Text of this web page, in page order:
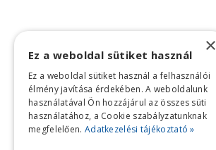
×
Ez a weboldal sütiket használ
Ez a weboldal sütiket használ a felhasználói
élmény javítása érdekében. A weboldalunk
használatával Ön hozzájárul az összes süti
használatához, a Cookie szabályzatunknak
megfelelően. Adatkezelési tájékoztató »